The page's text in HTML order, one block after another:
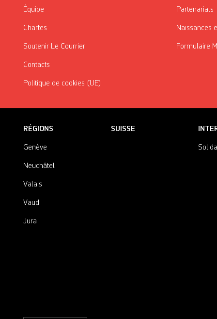
Équipe
Chartes
Soutenir Le Courrier
Contacts
Politique de cookies (UE)
Partenariats
Naissances
Formulaire
RÉGIONS
Genève
Neuchâtel
Valais
Vaud
Jura
SUISSE